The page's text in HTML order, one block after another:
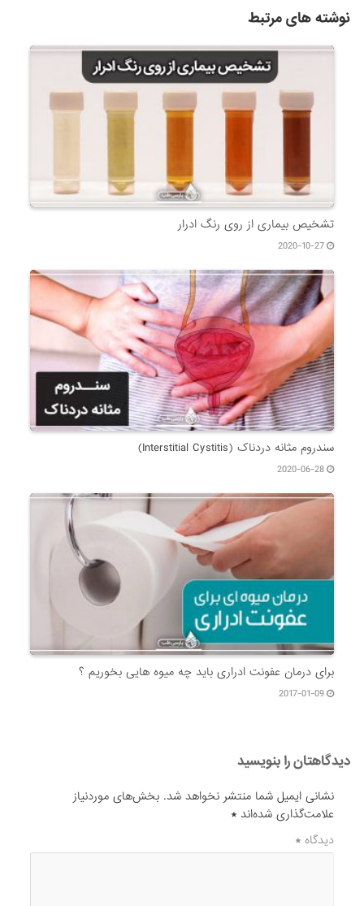
نوشته های مرتبط
تشخیص بیماری از روی رنگ ادرار
2020-10-27
سندروم مثانه دردناک (Interstitial Cystitis)
2020-06-28
برای درمان عفونت ادراری باید چه میوه هایی بخوریم ؟
2017-01-09
دیدگاهتان را بنویسید
نشانی ایمیل شما منتشر نخواهد شد. بخش‌های موردنیاز
علامت‌گذاری شده‌اند*
دیدگاه*